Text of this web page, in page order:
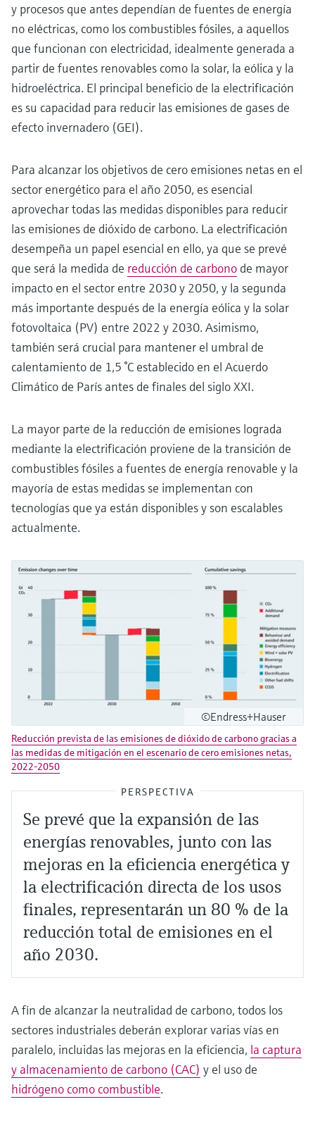
y procesos que antes dependían de fuentes de energía
no eléctricas, como los combustibles fósiles, a aquellos
que funcionan con electricidad, idealmente generada a
partir de fuentes renovables como la solar, la eólica y la
hidroeléctrica. El principal beneficio de la electrificación
es su capacidad para reducir las emisiones de gases de
efecto invernadero (GEI).
Para alcanzar los objetivos de cero emisiones netas en el
sector energético para el año 2050, es esencial
aprovechar todas las medidas disponibles para reducir
las emisiones de dióxido de carbono. La electrificación
desempeña un papel esencial en ello, ya que se prevé
que será la medida de reducción de carbono de mayor
impacto en el sector entre 2030 y 2050, y la segunda
más importante después de la energía eólica y la solar
fotovoltaica (PV) entre 2022 y 2030. Asimismo,
también será crucial para mantener el umbral de
calentamiento de 1,5 °C establecido en el Acuerdo
Climático de París antes de finales del siglo XXI.
La mayor parte de la reducción de emisiones lograda
mediante la electrificación proviene de la transición de
combustibles fósiles a fuentes de energía renovable y la
mayoría de estas medidas se implementan con
tecnologías que ya están disponibles y son escalables
actualmente.
©Endress+Hauser
Reducción prevista de las emisiones de dióxido de carbono gracias a
las medidas de mitigación en el escenario de cero emisiones netas,
2022-2050
PERSPECTIVA
Se prevé que la expansión de las
energías renovables, junto con las
mejoras en la eficiencia energética y
la electrificación directa de los usos
finales, representarán un 80 % de la
reducción total de emisiones en el
año 2030.
A fin de alcanzar la neutralidad de carbono, todos los
sectores industriales deberán explorar varias vías en
paralelo, incluidas las mejoras en la eficiencia, la captura
y almacenamiento de carbono (CAC) y el uso de
hidrógeno como combustible.